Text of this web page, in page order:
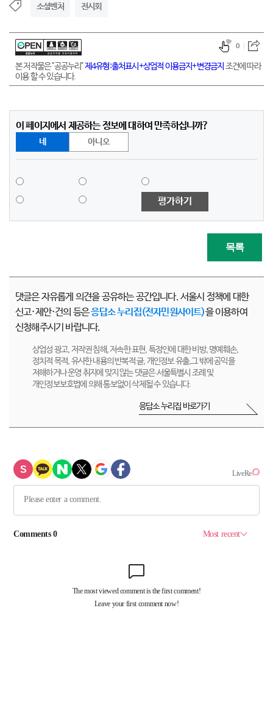
소셜벤처 전시회
본 저작물은 "공공누리"제4유형:출처표시+상업적 이용금지+변경금지 조건에 따라
이용 할 수 있습니다.
0
이 페이지에서 제공하는 정보에 대하여 만족하십니까?
네 아니오
평가하기
목록
댓글은 자유롭게 의견을 공유하는 공간입니다. 서울시 정책에 대한
신고·제안·건의 등은응답소 누리집(전자민원사이트)을 이용하여
신청해주시기 바랍니다.
상업성 광고, 저작권 침해, 저속한 표현, 특정인에 대한 비방, 명예훼손,
정치적 목적, 유사한 내용의 반복적 글, 개인정보 유출,그 밖에 공익을
저해하거나 운영 취지에 맞지 않는 댓글은 서울특별시 조례 및
개인정보보호법에 의해 통보없이 삭제될 수 있습니다.
응답소 누리집 바로가기